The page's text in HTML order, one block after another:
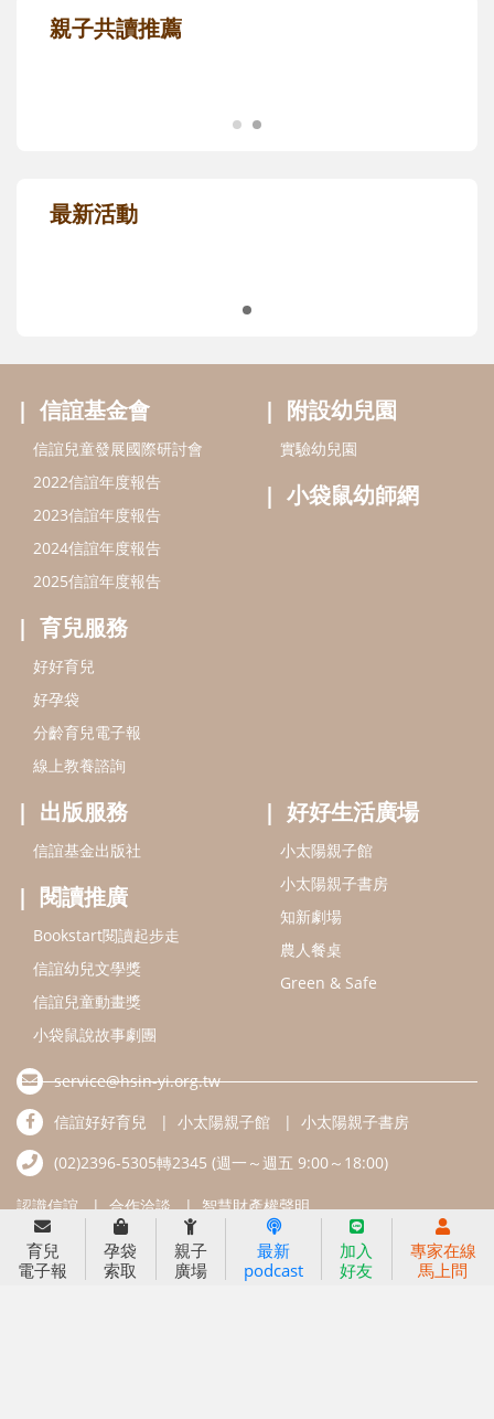
親子共讀推薦
最新活動
信誼基金會
信誼兒童發展國際研討會
2022信誼年度報告
2023信誼年度報告
2024信誼年度報告
2025信誼年度報告
育兒服務
好好育兒
好孕袋
分齡育兒電子報
線上教養諮詢
附設幼兒園
實驗幼兒園
小袋鼠幼師網
出版服務
信誼基金出版社
閱讀推廣
Bookstart閱讀起步走
信誼幼兒文學獎
信誼兒童動畫獎
小袋鼠說故事劇團
好好生活廣場
小太陽親子館
小太陽親子書房
知新劇場
農人餐桌
Green & Safe
service@hsin-yi.org.tw
信誼好好育兒
小太陽親子館
小太陽親子書房
(02)2396-5305轉2345 (週一～週五 9:00～18:00)
認識信誼 合作洽談 智慧財產權聲明
本網站建議使用IE9(含以上)或 Google Chrome 版本瀏覽器
信誼基金會/上誼文化實業股份有限公司 版權所有 ©
育兒
電子報
孕袋
索取
親子
廣場
最新
podcast
加入
好友
專家在線
馬上問